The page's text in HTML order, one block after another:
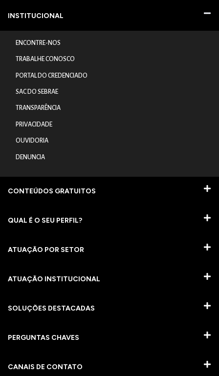
INSTITUCIONAL
ENCONTRE-NOS
TRABALHE CONOSCO
PORTAL DO CREDENCIADO
SAC DO SEBRAE
TRANSPARÊNCIA
PRIVACIDADE
OUVIDORIA
DENUNCIA
CONTEÚDOS GRATUITOS
QUAL É O SEU PERFIL?
ATUAÇÃO POR SETOR
ATUAÇÃO INSTITUCIONAL
SOLUÇÕES DESTACADAS
PERGUNTAS CHAVES​
CANAIS DE CONTATO